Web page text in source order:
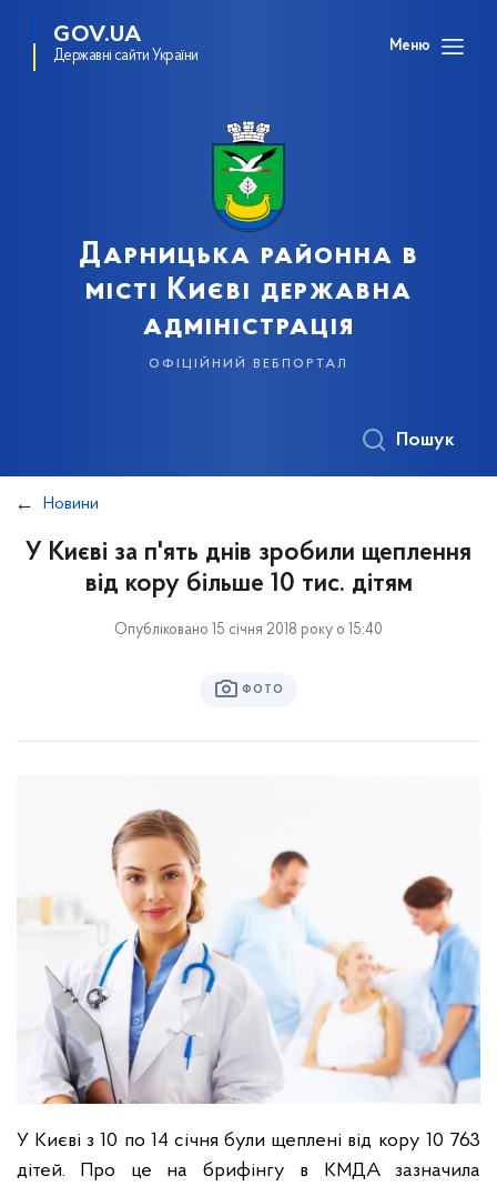
GOV.UA
Державні сайти України
Меню
Дарницька районна в
місті Києві державна
адміністрація
офіційний вебпортал
Пошук
Новини
У Києві за п'ять днів зробили щеплення
від кору більше 10 тис. дітям
Опубліковано 15 січня 2018 року о 15:40
ФОТО
У Києві з 10 по 14 січня були щеплені від кору 10 763
дітей. Про це на брифінгу в КМДА зазначила